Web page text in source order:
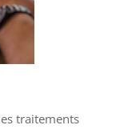
traitements